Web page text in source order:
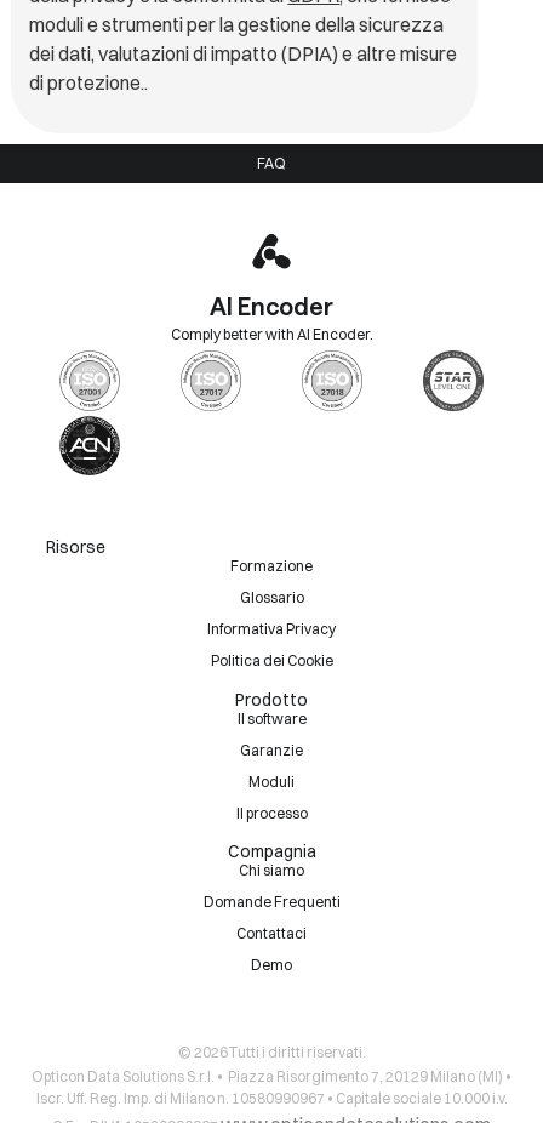
moduli e strumenti per la gestione della sicurezza
dei dati, valutazioni di impatto (DPIA) e altre misure
di protezione..
FAQ
AI Encoder
Comply better with AI Encoder.
Prodotto
Il software
Garanzie
Moduli
Il processo
Compagnia
Chi siamo
Domande Frequenti
Contattaci
Demo
Risorse
Formazione
Glossario
Informativa Privacy
Politica dei Cookie
© 2026Tutti i diritti riservati.
Opticon Data Solutions S.r.l. • Piazza Risorgimento 7, 20129 Milano (MI) •
Iscr. Uff. Reg. Imp. di Milano n. 10580990967 • Capitale sociale 10.000 i.v.